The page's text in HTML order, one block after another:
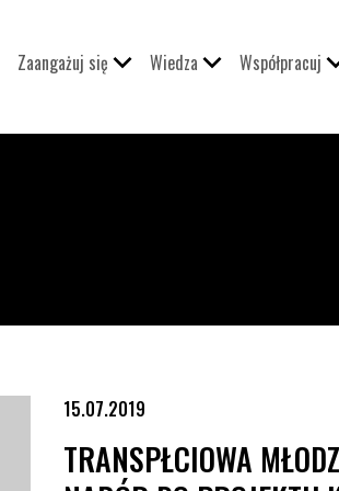
Zaangażuj się Wiedza Współpracuj
15.07.2019
TRANSPŁCIOWA